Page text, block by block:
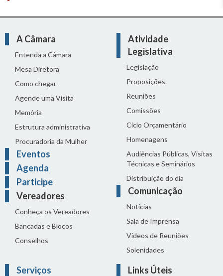
A Câmara
Entenda a Câmara
Mesa Diretora
Como chegar
Agende uma Visita
Memória
Estrutura administrativa
Procuradoria da Mulher
Eventos
Agenda
Participe
Vereadores
Conheça os Vereadores
Bancadas e Blocos
Conselhos
Atividade
Legislativa
Legislação
Proposições
Reuniões
Comissões
Ciclo Orçamentário
Homenagens
Audiências Públicas, Visitas
Técnicas e Seminários
Distribuição do dia
Comunicação
Notícias
Sala de Imprensa
Vídeos de Reuniões
Solenidades
Serviços Links Úteis